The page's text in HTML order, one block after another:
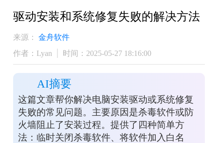
驱动安装和系统修复失败的解决方法
来源：
金舟软件
作者：Lyan
时间：2025-05-27 18:16:00
AI摘要
这篇文章帮你解决电脑安装驱动或系统修复
失败的常见问题。主要原因是杀毒软件或防
火墙阻止了安装过程。提供了四种简单方
法：临时关闭杀毒软件、将软件加入白名